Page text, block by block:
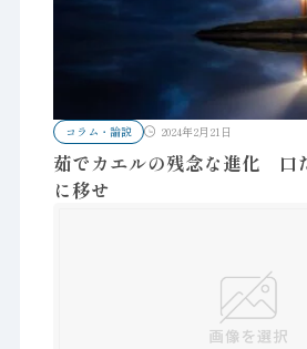
コラム・論説 2024年2月21日
茹でカエルの残念な進化 口
に移せ